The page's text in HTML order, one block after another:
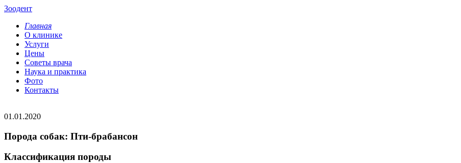
Зоодент
Главная
О клинике
Услуги
Цены
Советы врача
Наука и практика
Фото
Контакты
01.01.2020
Порода собак: Пти-брабансон
Классификация породы